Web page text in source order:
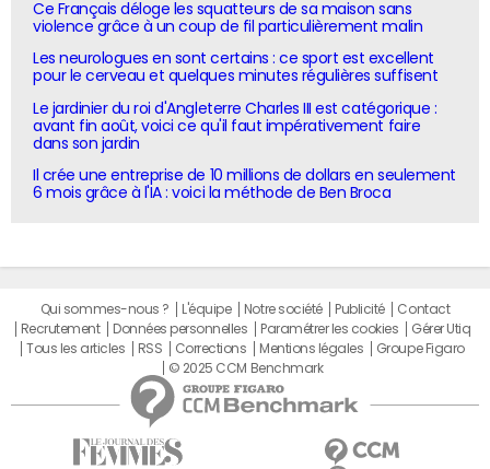
Ce Français déloge les squatteurs de sa maison sans
violence grâce à un coup de fil particulièrement malin
Les neurologues en sont certains : ce sport est excellent
pour le cerveau et quelques minutes régulières suffisent
Le jardinier du roi d'Angleterre Charles III est catégorique :
avant fin août, voici ce qu'il faut impérativement faire
dans son jardin
Il crée une entreprise de 10 millions de dollars en seulement
6 mois grâce à l'IA : voici la méthode de Ben Broca
Qui sommes-nous ? L'équipe Notre société Publicité
Contact
Recrutement
Données personnelles Paramétrer les cookies
Gérer Utiq
Tous les articles
RSS Corrections Mentions légales
Groupe Figaro
© 2025 CCM Benchmark